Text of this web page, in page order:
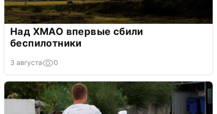
Над ХМАО впервые сбили
беспилотники
3 августа 0